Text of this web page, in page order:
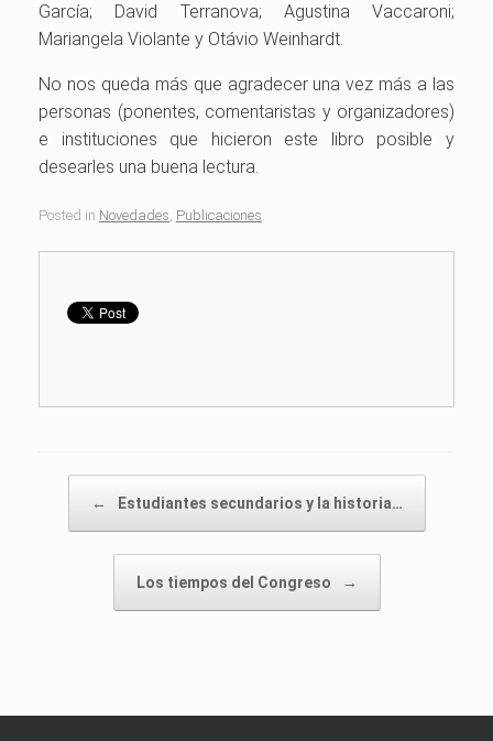
García; David Terranova; Agustina Vaccaroni;
Mariangela Violante y Otávio Weinhardt.
No nos queda más que agradecer una vez más a las
personas (ponentes, comentaristas y organizadores)
e instituciones que hicieron este libro posible y
desearles una buena lectura.
Posted in Novedades Publicaciones
← Estudiantes secundarios y la historia…
Los tiempos del Congreso →